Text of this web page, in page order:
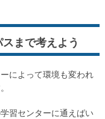
まで考えよう
によって環境も変われ
習センターに通えばい